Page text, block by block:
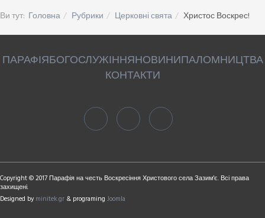
Ви тут: Головна Рубрики Церковні свята Христос Воскрес!
ПАРАФІЯБОГОСЛУЖІННЯНОВИНИПАЛОМНИЦТВА
КОНТАКТИ
Copyright © 2017 Парафія на честь Воскресіння Христового села Зазим'є. Всі права
захищені.
Designed by minitek.gr & programing Joomla